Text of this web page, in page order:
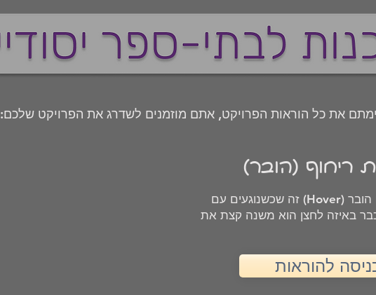
את כל הוראות הפרויקט, אתם מוזמנים לשדרג את הפרויקט שלכם:
ריחוף (הובר)
ריחוף או הובר (Hover) זה שכשנוגעים עם
באיזה לחצן הוא משנה קצת את
להוראות